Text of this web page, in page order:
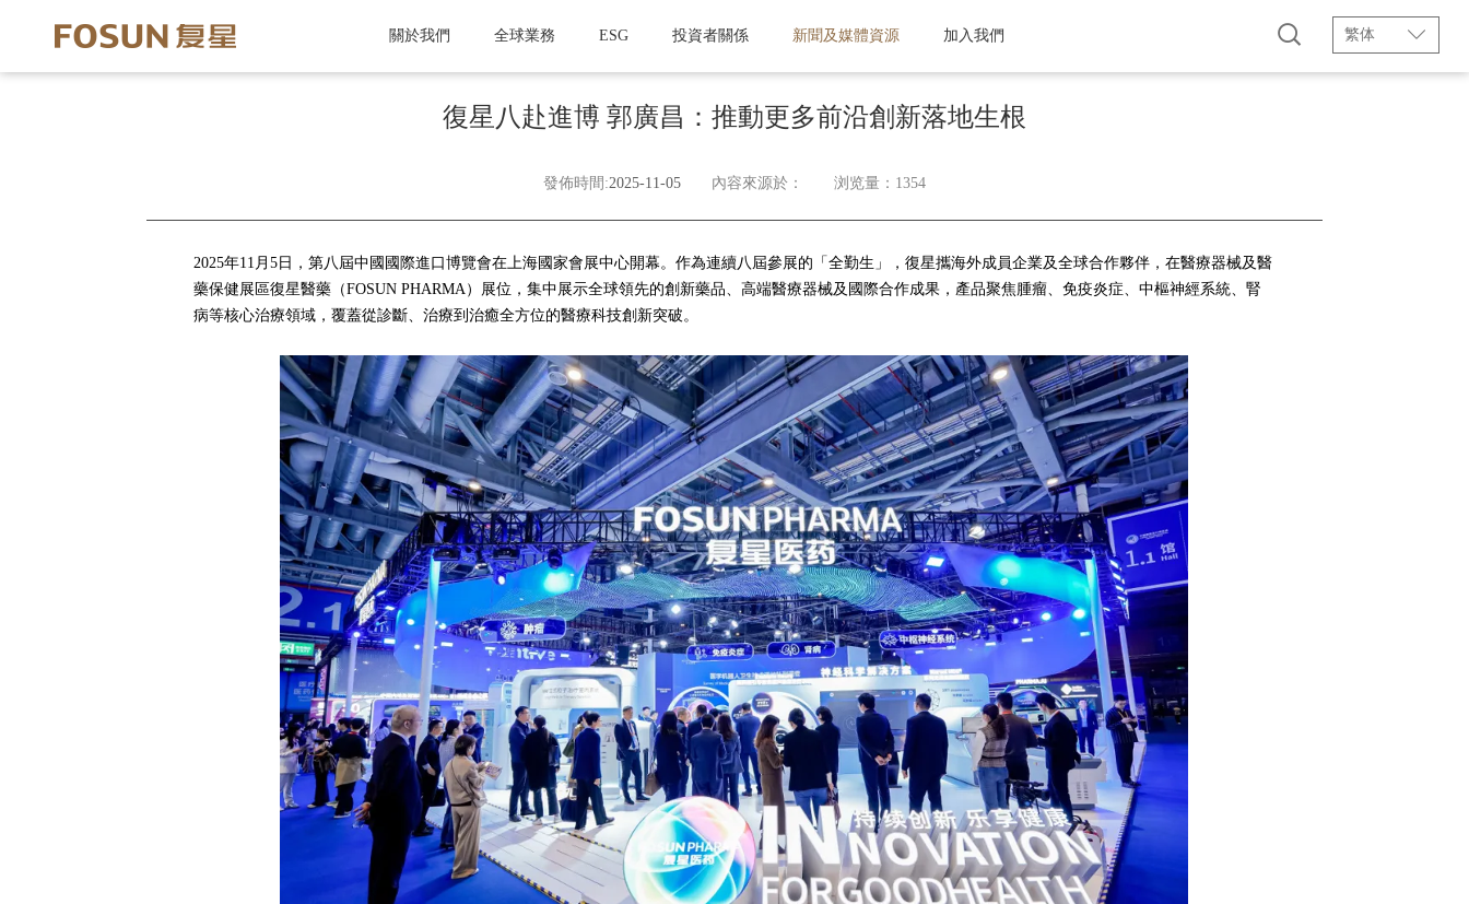
繁体
關於我們 全球業務 ESG 投資者關係 新聞及媒體資源 加入我們
復星八赴進博 郭廣昌：推動更多前沿創新落地生根
發佈時間:2025-11-05 內容來源於： 浏览量：1354
2025年11月5日，第八屆中國國際進口博覽會在上海國家會展中心開幕。作為連續八屆參展的「全勤生」，復星攜海外成員企業及全球合作夥伴，在醫療器械及醫
藥保健展區復星醫藥（FOSUN PHARMA）展位，集中展示全球領先的創新藥品、高端醫療器械及國際合作成果，產品聚焦腫瘤、免疫炎症、中樞神經系統、腎
病等核心治療領域，覆蓋從診斷、治療到治癒全方位的醫療科技創新突破。